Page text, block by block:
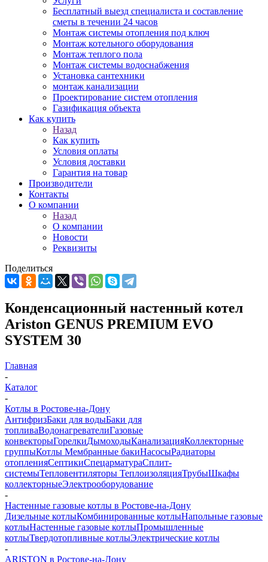
Бесплатный выезд специалиста и составление
сметы в течении 24 часов
Монтаж системы отопления под ключ
Монтаж котельного оборудования
Монтаж теплого пола
Монтаж системы водоснабжения
Установка сантехники
монтаж канализации
Проектирование систем отопления
Газификация объекта
Как купить
Назад
Как купить
Условия оплаты
Условия доставки
Гарантия на товар
Производители
Контакты
О компании
Назад
О компании
Новости
Реквизиты
Поделиться
Конденсационный настенный котел
Ariston GENUS PREMIUM EVO
SYSTEM 30
Главная
-
Каталог
-
Котлы в Ростове-на-Дону
АнтифризБаки для водыБаки для
топливаВодонагревателиГазовые
конвекторыГорелкиДымоходыКанализацияКоллекторные
группыКотлы Мембранные бакиНасосыРадиаторы
отопленияСептикиСпецарматураСплит-
системыТепловентиляторы ТеплоизоляцияТрубыШкафы
коллекторныеЭлектрооборудование
-
Настенные газовые котлы в Ростове-на-Дону
Дизельные котлыКомбинированные котлыНапольные газовые
котлыНастенные газовые котлыПромышленные
котлыТвердотопливные котлыЭлектрические котлы
-
ARISTON в Ростове-на-Дону